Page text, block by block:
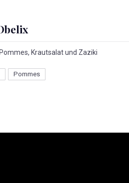
Krautsalat und Zaziki
Pommes